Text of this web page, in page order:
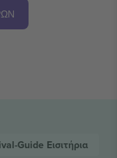
Guide Εισιτήρια